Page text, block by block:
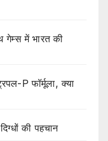
गेम्स में भारत की
P फॉर्मूला, क्या
की पहचान